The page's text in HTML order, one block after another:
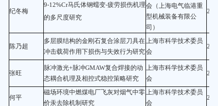
纪冬梅
9-12%Cr马氏体钢蠕变-疲劳损伤机理
的多尺度研究
会（上海电气临港重
型机械装备有限公
司）
25
陈乃超
多层膜结构的金刚石复合涂层刀具在
冲击载荷作用下损伤与失效行为研究
上海市科学技术委员
会
25
张旺
脉冲激光+脉冲GMAW复合焊接的动
态耦合机理及相控式稳控策略研究
上海市科学技术委员
会
23.6
何平
磁场环境中燃煤电厂飞灰对烟气中零
价汞去除机制研究
上海市科学技术委员
会
20